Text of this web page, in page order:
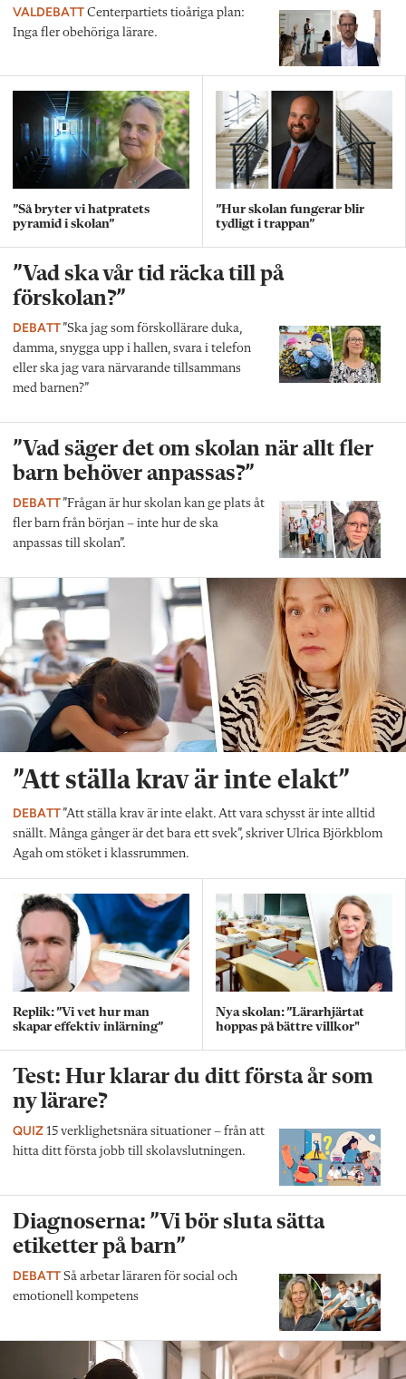
VALDEBATT Centerpartiets tioåriga plan:
Inga fler obehöriga lärare.
”Så bryter vi hatpratets
pyramid i skolan”
”Hur skolan fungerar blir
tydligt i trappan”
”Vad ska vår tid räcka till på
förskolan?”
DEBATT”Ska jag som förskollärare duka,
damma, snygga upp i hallen, svara i telefon
eller ska jag vara närvarande tillsammans
med barnen?”
”Vad säger det om skolan när allt fler
barn behöver anpassas?”
DEBATT”Frågan är hur skolan kan ge plats åt
fler barn från början – inte hur de ska
anpassas till skolan”.
”Att ställa krav är inte elakt”
DEBATT”Att ställa krav är inte elakt. Att vara schysst är inte alltid
snällt. Många gånger är det bara ett svek”, skriver Ulrica Björkblom
Agah om stöket i klassrummen.
Replik: ”Vi vet hur man
skapar effektiv inlärning”
Nya skolan: ”Lärarhjärtat
hoppas på bättre villkor"
Test: Hur klarar du ditt första år som
ny lärare?
QUIZ 15 verklighetsnära situationer – från att
hitta ditt första jobb till skolavslutningen.
Diagnoserna: ”Vi bör sluta sätta
etiketter på barn”
DEBATT Så arbetar läraren för social och
emotionell kompetens